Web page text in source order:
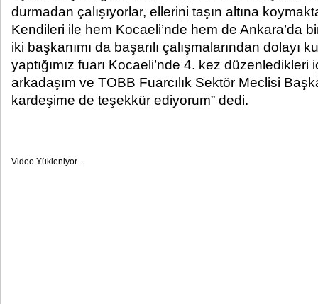
durmadan çalışıyorlar, ellerini taşın altına
Kendileri ile hem Kocaeli’nde hem de Ankara’da
iki başkanımı da başarılı çalışmalarından dolayı
yaptığımız fuarı Kocaeli’nde 4. kez düzenledikleri
arkadaşım ve TOBB Fuarcılık Sektör Meclisi
kardeşime de teşekkür ediyorum” dedi.
Video Yükleniyor...